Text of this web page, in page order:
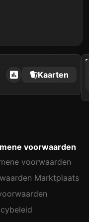
Kaarten
2022
voorwaarden
voorwaarden
Marktplaats